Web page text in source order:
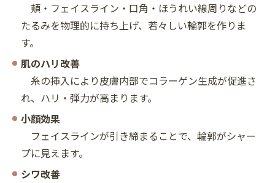
頬・フェイスライン・口角・ほうれい線周りなどの
たるみを物理的に持ち上げ、若々しい輪郭を作りま
す。
肌のハリ改善
糸の挿入により皮膚内部でコラーゲン生成が促進さ
れ、ハリ・弾力が高まります。
小顔効果
フェイスラインが引き締まることで、輪郭がシャー
プに見えます。
シワ改善